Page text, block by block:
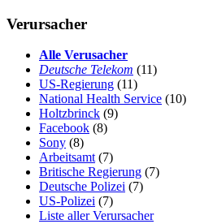
Verursacher
Alle Verusacher
Deutsche Telekom (11)
US-Regierung (11)
National Health Service (10)
Holtzbrinck (9)
Facebook (8)
Sony (8)
Arbeitsamt (7)
Britische Regierung (7)
Deutsche Polizei (7)
US-Polizei (7)
Liste aller Verursacher